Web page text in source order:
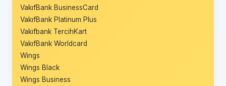
VakıfBank BusinessCard
VakıfBank Platinum Plus
Vakıfbank TercihKart
VakıfBank Worldcard
Wings
Wings Black
Wings Business